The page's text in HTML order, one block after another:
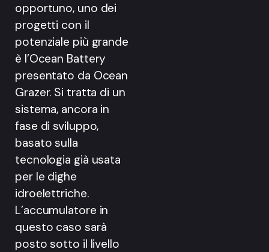
opportuno, uno dei
progetti con il
potenziale più grande
è l’Ocean Battery
presentato da Ocean
Grazer. Si tratta di un
sistema, ancora in
fase di sviluppo,
basato sulla
tecnologia già usata
per le dighe
idroelettriche.
L’accumulatore in
questo caso sarà
posto sotto il livello